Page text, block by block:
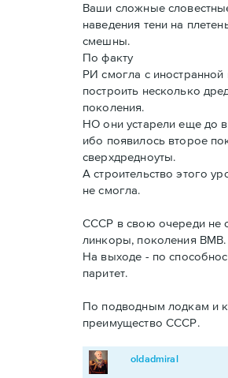
Ваши сложные
наведения тени на
смешны.
По факту
РИ смогла с
построить несколько
поколения.
НО они устарели еще до
ибо появилось второе
сверхдредноуты.
А строительство этого
не смогла.
СССР в свою очереди не
линкоры, поколения ВМВ.
На выходе - по
паритет.
По подводным лодкам и
преимущество СССР.
oldadmiral